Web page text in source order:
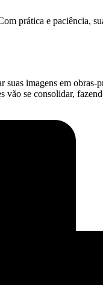
prática e ⁤paciência,
imagens em ⁢obras-
⁣se consolidar,